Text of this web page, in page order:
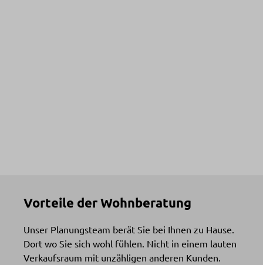
Vorteile der Wohnberatung
Unser Planungsteam berät Sie bei Ihnen zu Hause.
Dort wo Sie sich wohl fühlen. Nicht in einem lauten
Verkaufsraum mit unzähligen anderen Kunden.